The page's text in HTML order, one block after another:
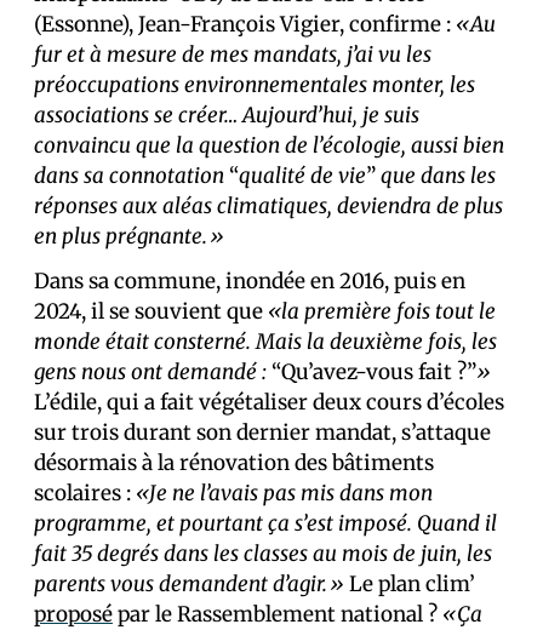
(Essonne), Jean-François Vigier, confirme : «Au
fur et à mesure de mes mandats, j’ai vu les
préoccupations environnementales monter, les
associations se créer… Aujourd’hui, je suis
convaincu que la question de l’écologie, aussi bien
dans sa connotation “qualité de vie”que dans les
réponses aux aléas climatiques, deviendra de plus
en plus prégnante.»
Dans sa commune, inondée en 2016, puis en
2024, il se souvient que «la première fois tout le
monde était consterné. Mais la deuxième fois, les
gens nous ont demandé : “Qu’avez-vous fait ?”»
L’édile, qui a fait végétaliser deux cours d’écoles
sur trois durant son dernier mandat, s’attaque
désormais à la rénovation des bâtiments
scolaires : «Je ne l’avais pas mis dans mon
programme, et pourtant ça s’est imposé. Quand il
fait 35 degrés dans les classes au mois de juin, les
parents vous demandent d’agir.» Le plan clim’
proposépar le Rassemblement national ? «Ça